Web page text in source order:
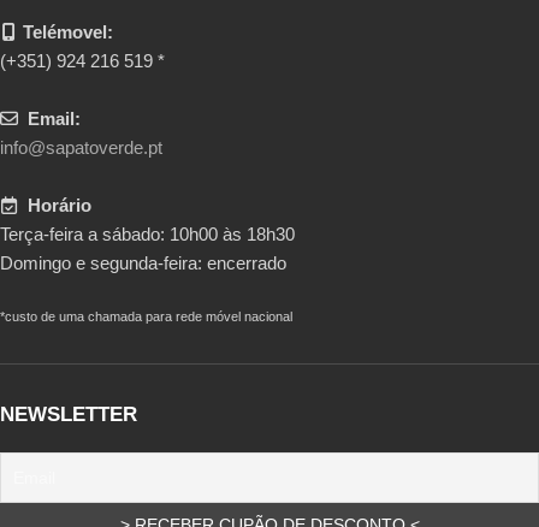
Telémovel:
(+351) 924 216 519 *
Email:
info@sapatoverde.pt
Horário
Terça-feira a sábado: 10h00 às 18h30
Domingo e segunda-feira: encerrado
*custo de uma chamada para rede móvel nacional
NEWSLETTER